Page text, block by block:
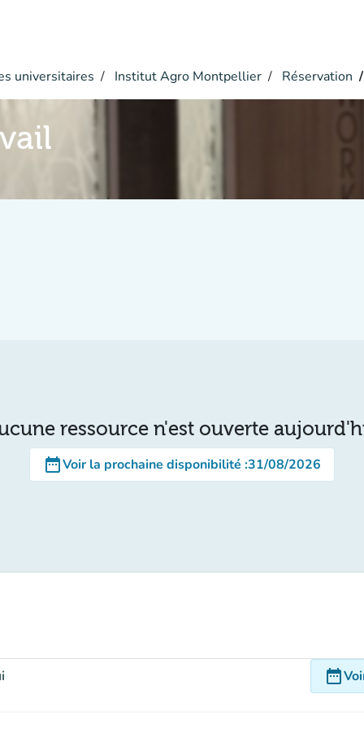
universitaires Institut Agro Montpellier Réservation
ressource n'est ouverte
date_rangeVoir la prochaine disponibilité :31/08/2026
date_range